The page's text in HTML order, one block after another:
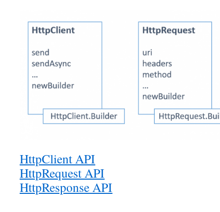
HttpClient API
HttpRequest API
HttpResponse API